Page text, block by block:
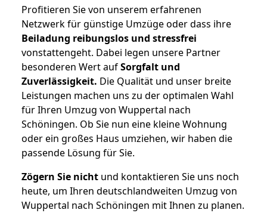
Profitieren Sie von unserem erfahrenen
Netzwerk für günstige Umzüge oder dass ihre
Beiladung reibungslos und stressfrei
vonstattengeht. Dabei legen unsere Partner
besonderen Wert aufSorgfalt und
Zuverlässigkeit. Die Qualität und unser breite
Leistungen machen uns zu der optimalen Wahl
für Ihren Umzug von Wuppertal nach
Schöningen. Ob Sie nun eine kleine Wohnung
oder ein großes Haus umziehen, wir haben die
passende Lösung für Sie.
Zögern Sie nicht und kontaktieren Sie uns noch
heute, um Ihren deutschlandweiten Umzug von
Wuppertal nach Schöningen mit Ihnen zu planen.